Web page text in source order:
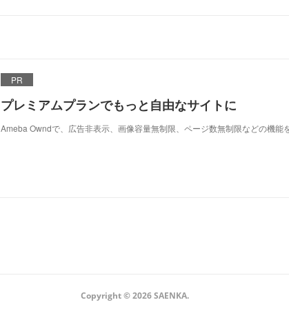
PR
プレミアムプランでもっと自由なサイトに
Ameba Owndで、広告非表示、画像容量無制限、ページ数無制限などの機能
Copyright ©2026 SAENKA.